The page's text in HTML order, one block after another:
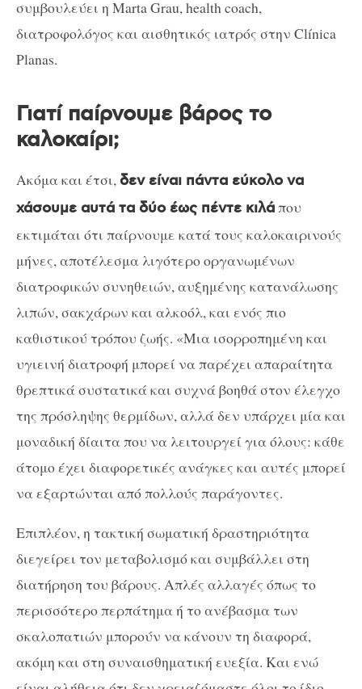
συμβουλεύει η Marta Grau, health coach,
διατροφολόγος και αισθητικός ιατρός στην Clínica
Planas.
Γιατί παίρνουμε βάρος το
καλοκαίρι;
Ακόμα και έτσι, δεν είναι πάντα εύκολο να
χάσουμε αυτά τα δύο έως πέντε κιλάπου
εκτιμάται ότι παίρνουμε κατά τους καλοκαιρινούς
μήνες, αποτέλεσμα λιγότερο οργανωμένων
διατροφικών συνηθειών, αυξημένης κατανάλωσης
λιπών, σακχάρων και αλκοόλ, και ενός πιο
καθιστικού τρόπου ζωής. «Μια ισορροπημένη και
υγιεινή διατροφή μπορεί να παρέχει απαραίτητα
θρεπτικά συστατικά και συχνά βοηθά στον έλεγχο
της πρόσληψης θερμίδων, αλλά δεν υπάρχει μία και
μοναδική δίαιτα που να λειτουργεί για όλους: κάθε
άτομο έχει διαφορετικές ανάγκες και αυτές μπορεί
να εξαρτώνται από πολλούς παράγοντες.
Επιπλέον, η τακτική σωματική δραστηριότητα
διεγείρει τον μεταβολισμό και συμβάλλει στη
διατήρηση του βάρους. Απλές αλλαγές όπως το
περισσότερο περπάτημα ή το ανέβασμα των
σκαλοπατιών μπορούν να κάνουν τη διαφορά,
ακόμη και στη συναισθηματική ευεξία. Και ενώ